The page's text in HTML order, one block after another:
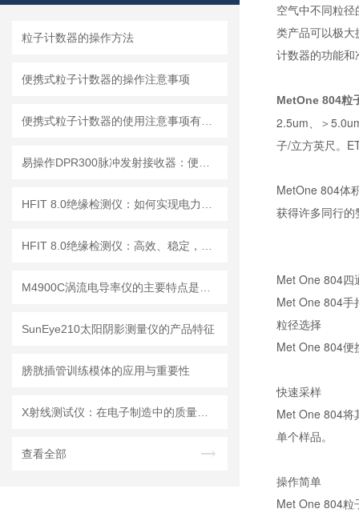
粒子计数器的操作方法
便携式粒子计数器的操作注意事项
SunEye210太阳阴影测量仪的产品特征
膀胱插管训练模体的应用与重要性
查看全部
空气中不同粒
类产品可以极
计数器的功能和
MetOne 804粒
2.5um、＞
子/立方英尺。
MetOne 804体
获得许多同行
Met One 804四
Met One 804手
粒径选择
Met One 804便
快速采样
Met One 804将
单个样品。
操作简单
Met One 804粒